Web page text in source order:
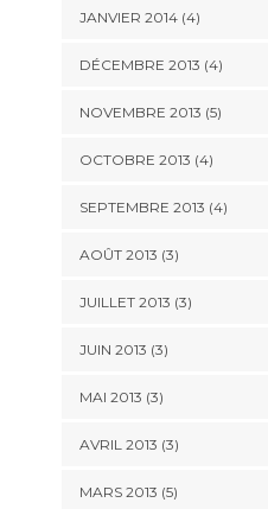
JANVIER 2014(4)
DÉCEMBRE 2013 (4)
NOVEMBRE 2013 (5)
OCTOBRE 2013 (4)
SEPTEMBRE 2013 (4)
AOÛT 2013 (3)
JUILLET 2013 (3)
JUIN 2013 (3)
MAI 2013 (3)
AVRIL 2013 (3)
MARS 2013 (5)